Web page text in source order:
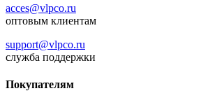
acces@vlpco.ru
оптовым клиентам
support@vlpco.ru
служба поддержки
Покупателям